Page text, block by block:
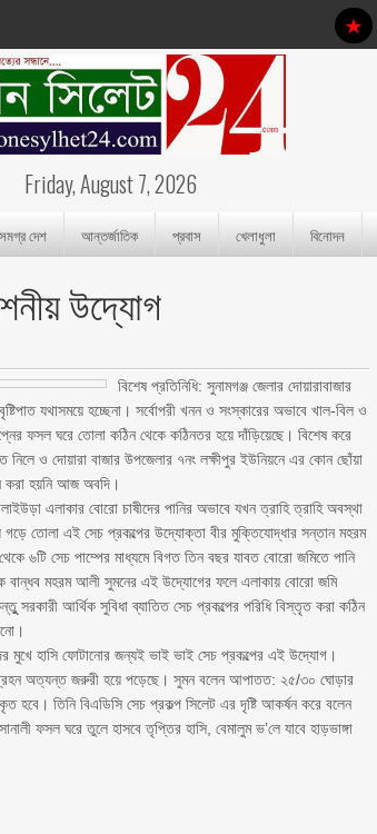
Friday, August 7, 2026
সমগ্র দেশ আন্তর্জাতিক প্রবাস খেলাধুলা বিনোদন
উদ্যোগ
বিশেষ প্রতিনিধি: সুনামগঞ্জ জেলার দোয়ারাবাজার
যথাসময়ে হচ্ছেনা। সর্বোপরী খনন ও সংস্কারের অভাবে খাল-বিল ও
ফসল ঘরে তোলা কঠিন থেকে কঠিনতর হয়ে দাঁড়িয়েছে। বিশেষ করে
নিলে ও দোয়ারা বাজার উপজেলার ৭নং লক্ষীপুর ইউনিয়নে এর কোন ছোঁয়া
করা হয়নি আজ অবদি।
এলাকার বোরো চাষীদের পানির অভাবে যখন ত্রাহি ত্রাহি অবস্থা
গড়ে তোলা এই সেচ প্রকল্পের উদ্যোক্তা বীর মুক্তিযোদ্ধার সন্তান মহরম
৬টি সেচ পাম্পের মাধ্যমে বিগত তিন বছর যাবত বোরো জমিতে পানি
বান্ধব মহরম আলী সুমনের এই উদ্যোগের ফলে এলাকায় বোরো জমি
সরকারী আর্থিক সুবিধা ব্যাতিত সেচ প্রকল্পের পরিধি বিস্তৃত করা কঠিন
মুখে হাসি ফোটানোর জন্যই ভাই ভাই সেচ প্রকল্পের এই উদ্যোগ।
গ্রহন অত্যন্ত জরুরী হয়ে পড়েছে। সুমন বলেন আপাতত: ২৫/৩০ ঘোড়ার
তিনি বিএডিসি সেচ প্রকল্প সিলেট এর দৃষ্টি আকর্ষন করে বলেন
ফসল ঘরে তুলে হাসবে তৃপ্তির হাসি, বেমালুম ভ’লে যাবে হাড়ভাঙ্গা